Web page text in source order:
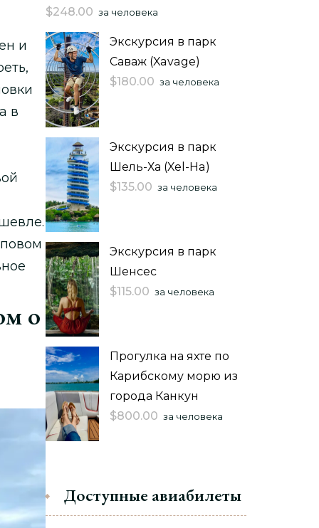
и
в
о
$248.00 за человека
Экскурсия в парк
Саваж (Xavage)
$180.00 за человека
Экскурсия в парк
Шель-Ха (Xel-Ha)
$135.00 за человека
Экскурсия в парк
Шенсес
$115.00 за человека
Прогулка на яхте по
Карибскому морю из
города Канкун
$800.00 за человека
Доступные авиабилеты